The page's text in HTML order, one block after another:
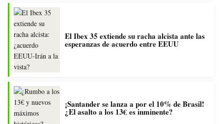
El Ibex 35 extiende su racha alcista ante las
esperanzas de acuerdo entre EEUU
¡Santander se lanza a por el 10% de Brasil!
¿El asalto a los 13€ es inminente?